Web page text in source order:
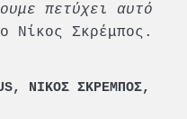
πετύχει αυτό
Νίκος Σκρέμπος.
, ΝΙΚΟΣ ΣΚΡΕΜΠΟΣ,